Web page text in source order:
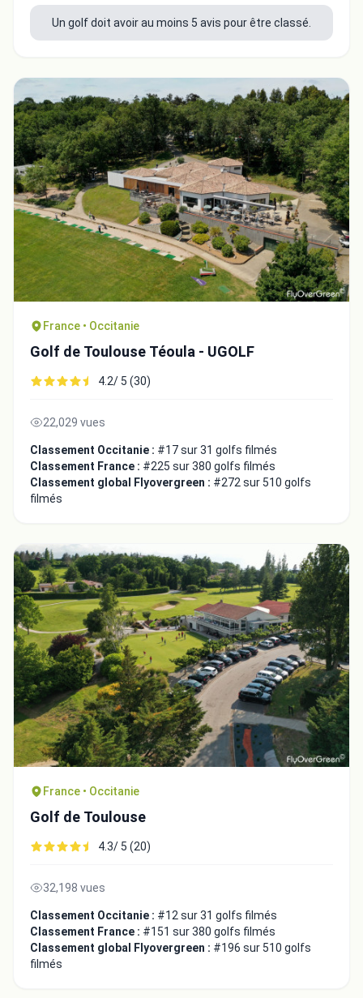
Un golf doit avoir au moins 5 avis pour être classé.
France • Occitanie
Golf de Toulouse Téoula - UGOLF
4.2/ 5 (30)
22,029 vues
Classement Occitanie : #17 sur 31 golfs filmés
Classement France : #225 sur 380 golfs filmés
Classement global Flyovergreen : #272 sur 510 golfs
filmés
France • Occitanie
Golf de Toulouse
4.3/ 5 (20)
32,198 vues
Classement Occitanie : #12 sur 31 golfs filmés
Classement France : #151 sur 380 golfs filmés
Classement global Flyovergreen : #196 sur 510 golfs
filmés